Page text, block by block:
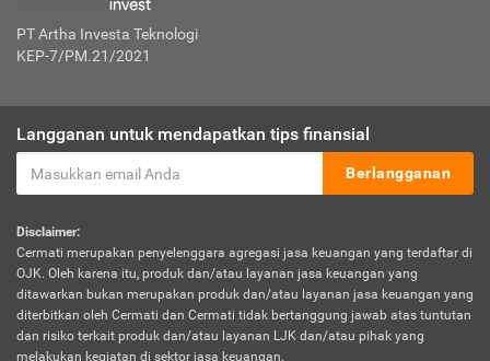
PT Artha Investa Teknologi
KEP-7/PM.21/2021
Langganan untuk mendapatkan tips finansial
Berlangganan
Disclaimer:
Cermati merupakan penyelenggara agregasi jasa keuangan yang terdaftar di
OJK. Oleh karena itu, produk dan/atau layanan jasa keuangan yang
ditawarkan bukan merupakan produk dan/atau layanan jasa keuangan yang
diterbitkan oleh Cermati dan Cermati tidak bertanggung jawab atas tuntutan
dan risiko terkait produk dan/atau layanan LJK dan/atau pihak yang
melakukan kegiatan di sektor jasa keuangan.